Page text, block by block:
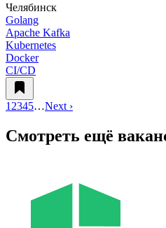
Челябинск
Golang
Apache Kafka
Kubernetes
Docker
CI/CD
1 2345…Next ›
Смотреть ещё